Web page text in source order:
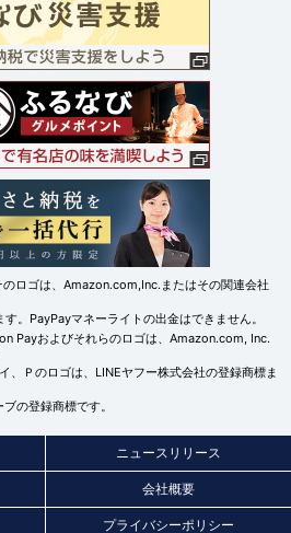
ロゴは、Amazon.com,Inc.またはその関連会社
。PayPayマネーライトの出金はできません。
Payおよびそれらのロゴは、Amazon.com, Inc.
、Ｐのロゴは、LINEヤフー株式会社の登録商標ま
の登録商標です。
ニュースリリース
会社概要
プライバシーポリシー